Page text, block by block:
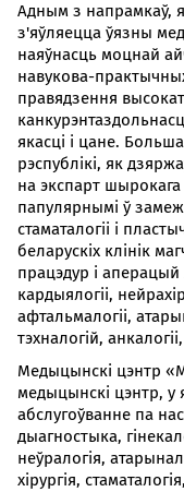
Адным з напрамкаў,
з'яўляецца ўязны
наяўнасць моцнай
навукова-
правядзення
якасці і цане.
рэспублікі, як
на экспарт
папулярнымі ў
стаматалогіі і
беларускіх клінік
працэдур і
кардыялогіі,
афтальмалогіі,
тэхналогій,
Медыцынскі цэнтр
медыцынскі цэнтр, у
абслугоўванне па
дыагностыка,
неўралогія,
хірургія,